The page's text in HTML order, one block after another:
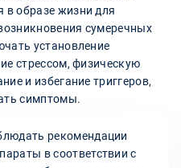
в образе жизни для
сумеречных
установление
стрессом, физическую
и избегание триггеров,
симптомы.
рекомендации
в соответствии с